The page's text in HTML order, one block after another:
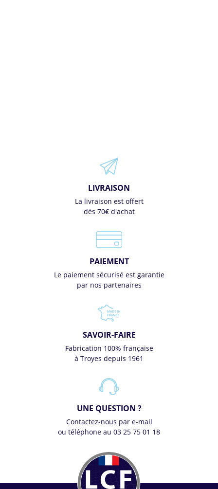
LIVRAISON
La livraison est offert
dès 70€ d'achat
PAIEMENT
Le paiement sécurisé est garantie
par nos partenaires
SAVOIR-FAIRE
Fabrication 100% française
à Troyes depuis 1961
UNE QUESTION ?
Contactez-nous par e-mail
ou téléphone au 03 25 75 01 18